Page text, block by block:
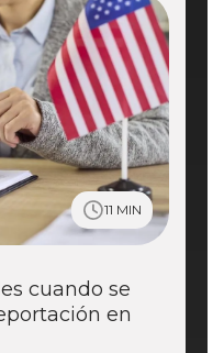
11 MIN
cuando se
en